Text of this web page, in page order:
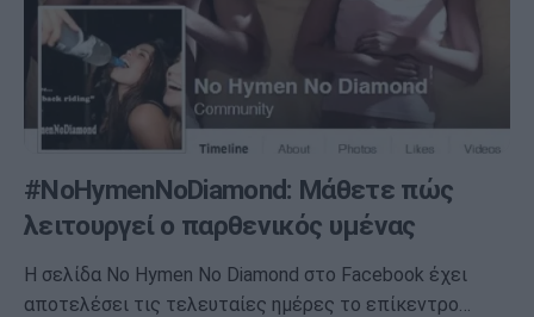
#NoHymenNoDiamond: Μάθετε πώς
λειτουργεί ο παρθενικός υμένας
Η σελίδα No Hymen No Diamond στο Facebook έχει
αποτελέσει τις τελευταίες ημέρες το επίκεντρο…